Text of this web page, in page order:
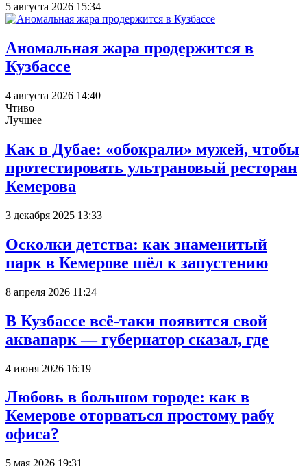
5 августа 2026 15:34
Аномальная жара продержится в
Кузбассе
4 августа 2026 14:40
Чтиво
Лучшее
Как в Дубае: «обокрали» мужей, чтобы
протестировать ультрановый ресторан
Кемерова
3 декабря 2025 13:33
Осколки детства: как знаменитый
парк в Кемерове шёл к запустению
8 апреля 2026 11:24
В Кузбассе всё-таки появится свой
аквапарк — губернатор сказал, где
4 июня 2026 16:19
Любовь в большом городе: как в
Кемерове оторваться простому рабу
офиса?
5 мая 2026 19:31